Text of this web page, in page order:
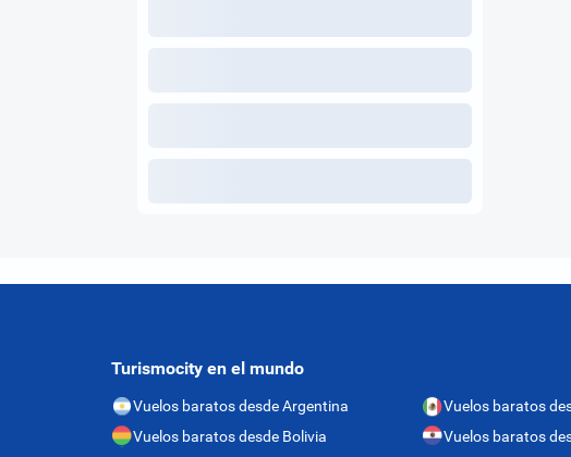
Turismocity en el mundo
Vuelos baratos desde Argentina
Vuelos baratos desde Bolivia
Vuelos baratos
Vuelos baratos